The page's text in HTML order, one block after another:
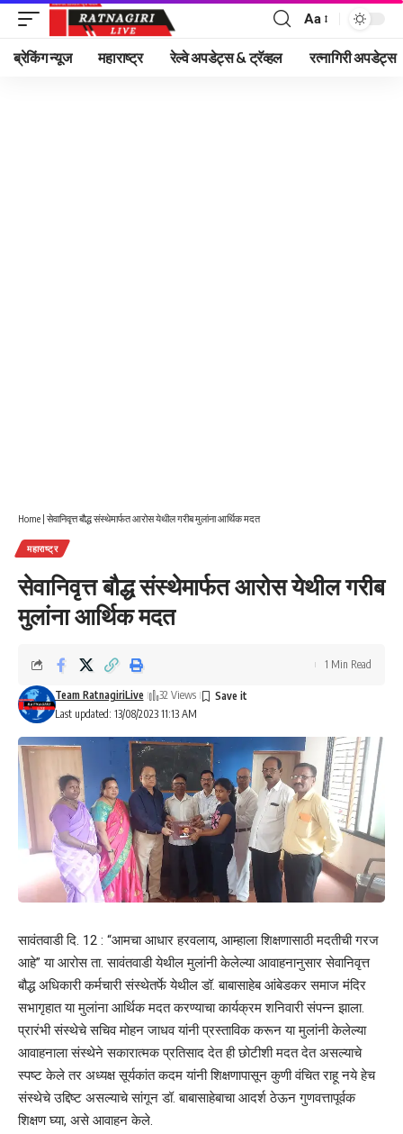
Font
Resizer
Aa
ब्रेकिंग न्यूज महाराष्ट्र रेल्वे अपडेट्स & ट्रॅव्हल रत्नागिरी अपडेट्स
Home | सेवानिवृत्त बौद्ध संस्थेमार्फत आरोस येथील गरीब मुलांना आर्थिक मदत
महाराष्ट्र
सेवानिवृत्त बौद्ध संस्थेमार्फत आरोस येथील गरीब
मुलांना आर्थिक मदत
Last updated: 13/08/2023 11:13 AM
Team RatnagiriLive 32 Views
1 Min Read
सावंतवाडी दि. 12 : “आमचा आधार हरवलाय, आम्हाला शिक्षणासाठी मदतीची गरज
आहे” या आरोस ता. सावंतवाडी येथील मुलांनी केलेल्या आवाहनानुसार सेवानिवृत्त
बौद्ध अधिकारी कर्मचारी संस्थेतर्फे येथील डॉ. बाबासाहेब आंबेडकर समाज मंदिर
सभागृहात या मुलांना आर्थिक मदत करण्याचा कार्यक्रम शनिवारी संपन्न झाला.
प्रारंभी संस्थेचे सचिव मोहन जाधव यांनी प्रस्ताविक करून या मुलांनी केलेल्या
आवाहनाला संस्थेने सकारात्मक प्रतिसाद देत ही छोटीशी मदत देत असल्याचे
स्पष्ट केले तर अध्यक्ष सूर्यकांत कदम यांनी शिक्षणापासून कुणी वंचित राहू नये हेच
संस्थेचे उद्दिष्ट असल्याचे सांगून डॉ. बाबासाहेबाचा आदर्श ठेऊन गुणवत्तापूर्वक
शिक्षण घ्या, असे आवाहन केले.